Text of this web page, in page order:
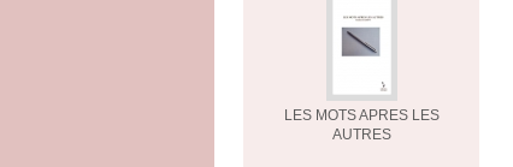
LES MOTS APRES LES
AUTRES